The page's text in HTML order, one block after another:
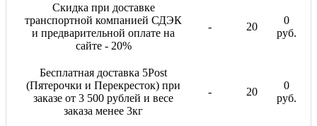
Скидка при доставке
транспортной компанией СДЭК
и предварительной оплате на
сайте - 20%
- 20
0
руб.
Бесплатная доставка 5Post
(Пятерочки и Перекресток) при
заказе от 3 500 рублей и весе
заказа менее 3кг
- 20
0
руб.